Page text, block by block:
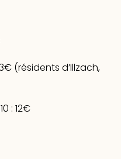
(résidents d’Illzach,
: 12€